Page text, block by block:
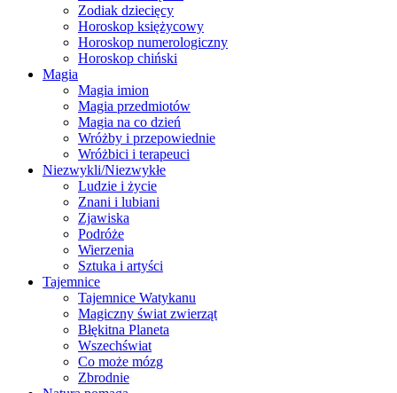
Zodiak dziecięcy
Horoskop księżycowy
Horoskop numerologiczny
Horoskop chiński
Magia
Magia imion
Magia przedmiotów
Magia na co dzień
Wróżby i przepowiednie
Wróżbici i terapeuci
Niezwykli/Niezwykłe
Ludzie i życie
Znani i lubiani
Zjawiska
Podróże
Wierzenia
Sztuka i artyści
Tajemnice
Tajemnice Watykanu
Magiczny świat zwierząt
Błękitna Planeta
Wszechświat
Co może mózg
Zbrodnie